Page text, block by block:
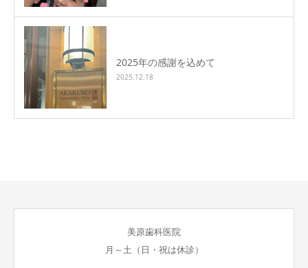
2025年の感謝を込めて
2025.12.18
美原歯科医院
月～土（日・祝は休診）